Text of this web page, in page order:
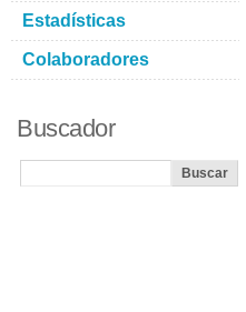
Estadísticas
Colaboradores
Buscador